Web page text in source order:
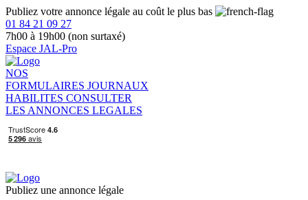
Publiez votre annonce légale au coût le plus bas
01 84 21 09 27
7h00 à 19h00 (non surtaxé)
Espace JAL-Pro
NOS
FORMULAIRES JOURNAUX
HABILITES CONSULTER
LES ANNONCES LEGALES
Publiez une annonce légale